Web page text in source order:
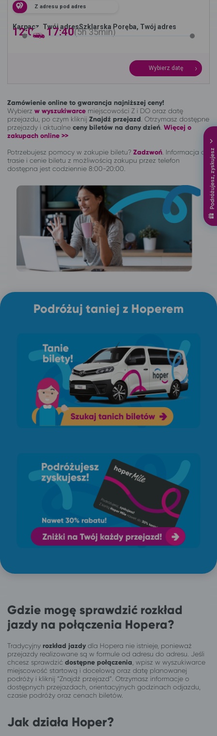
Podróżujesz, zyskujesz
Z adresu pod adres
Karpacz, Twój adresSzklarska Poręba, Twój adres
12:05 -17:40 5h35min
Wybierz datę
Zamówienie online to gwarancja najniższej ceny!
Wybierz w wyszukiwarce miejscowości Z i DO oraz datę
przejazdu, po czym kliknij Znajdź przejazd . Otrzymasz dostępne
przejazdy i aktualne ceny biletów na dany dzień Więcej o
zakupach online >>
Potrzebujesz pomocy w zakupie biletu? Zadzwoń Informacja o
trasie i cenie biletu z możliwością zakupu przez telefon
dostępna jest codziennie 8:00-20:00.
Podróżuj taniej z Hoperem
Gdzie mogę sprawdzić rozkład
jazdy na połączenia Hopera?
Tradycyjny rozkład jazdydla Hopera nie istnieje, ponieważ
przejazdy realizowane są w formule od adresu do adresu. Jeśli
chcesz sprawdzić dostępne połączenia , wpisz w wyszukiwarce
miejscowość startową i docelową oraz datę planowanej
podróży i kliknij “Znajdź przejazd”. Otrzymasz informacje o
dostępnych przejazdach, orientacyjnych godzinach odjazdu,
czasie podróży oraz cenach biletów.
Jak działa Hoper?